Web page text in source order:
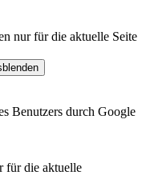
nur für die aktuelle Seite
Benutzers durch Google
für die aktuelle